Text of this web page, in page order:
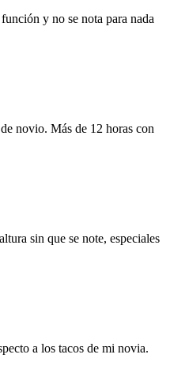
y no se nota para nada
novio. Más de 12 horas con
sin que se note, especiales
a los tacos de mi novia.